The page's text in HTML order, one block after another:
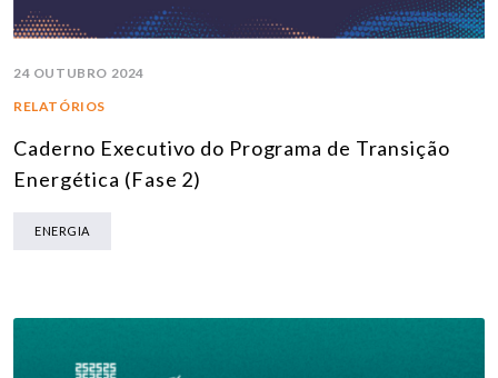
24 OUTUBRO 2024
RELATÓRIOS
Caderno Executivo do Programa de Transição
Energética (Fase 2)
ENERGIA